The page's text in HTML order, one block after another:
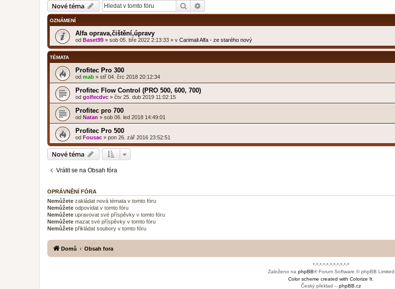
Nové téma Hledat
OZNÁMENÍ
Alfa oprava,čištění,úpravy
od Baset99 » sob 05. bře 2022 2:13:33 » v Carimali Alfa - ze starého nový
TÉMATA
Profitec Pro 300
od mab » stř 04. črc 2018 20:12:34
Profitec Flow Control (PRO 500, 600, 700)
od golfecdvc » čtv 25. dub 2019 11:02:15
Profitec pro 700
od Natan » sob 06. led 2018 14:49:01
Profitec Pro 500
od Fousac » pon 26. zář 2016 23:52:51
Nové téma
Vrátit se na Obsah fóra
OPRÁVNĚNÍ FÓRA
Nemůžete zakládat nová témata v tomto fóru
Nemůžete odpovídat v tomto fóru
Nemůžete upravovat své příspěvky v tomto fóru
Nemůžete mazat své příspěvky v tomto fóru
Nemůžete přikládat soubory v tomto fóru
Domů Obsah fora
*-*-*-*-*-*-*-*-*-*-*
Založeno na phpBB® Forum Software © phpBB Limited
Color scheme created with Colorize It.
Český překlad – phpBB.cz